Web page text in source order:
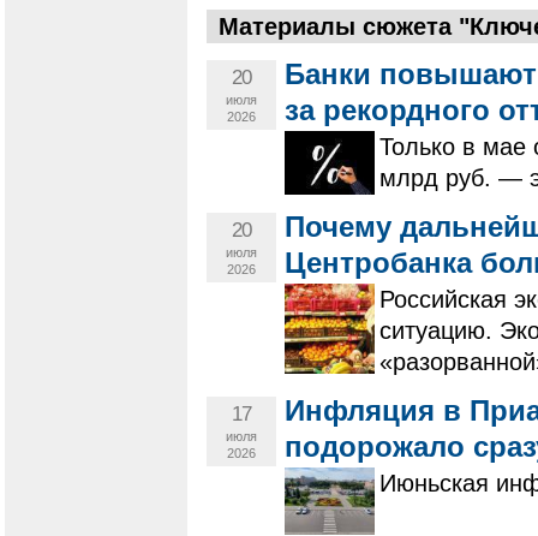
Материалы сюжета
20
июля
2026
Банки повышают
за рекордного
Только в мае
млрд руб. —
20
июля
2026
Почему
Центробанка
Российская
ситуацию.
17
июля
2026
Инфляция в
подорожало
Июньская